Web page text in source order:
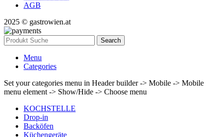
AGB
2025 © gastrowien.at
Search
Menu
Categories
Set your categories menu in Header builder -> Mobile -> Mobile
menu element -> Show/Hide -> Choose menu
KOCHSTELLE
Drop-in
Backöfen
Küchengeräte